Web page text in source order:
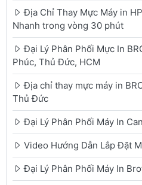
Địa Chỉ Thay Mực Máy in
Nhanh trong vòng 30 phút
Đại Lý Phân Phối Mực In
Phúc, Thủ Đức, HCM
Địa chỉ thay mực máy in
Thủ Đức
Đại Lý Phân Phối Máy In
Video Hướng Dẫn Lắp Đặt
Đại Lý Phân Phối Máy In